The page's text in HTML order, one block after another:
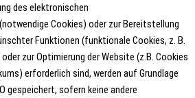
des elektronischen
Cookies) oder zur Bereitstellung
Funktionen (funktionale Cookies, z. B.
zur Optimierung der Website (z.B. Cookies
erforderlich sind, werden auf Grundlage
gespeichert, sofern keine andere